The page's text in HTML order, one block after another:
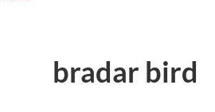
bradar bird